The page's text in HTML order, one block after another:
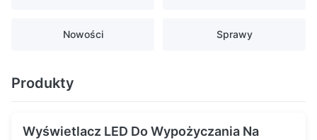
Nowości Sprawy
Produkty
Wyświetlacz LED Do Wypożyczania Na